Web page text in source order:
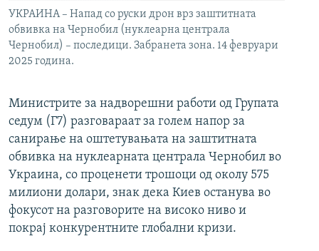
УКРАИНА – Напад со руски дрон врз заштитната
обвивка на Чернобил (нуклеарна централа
Чернобил) – последици. Забранета зона. 14 февруари
2025 година.
Министрите за надворешни работи од Групата
седум (Г7) разговараат за голем напор за
санирање на оштетувањата на заштитната
обвивка на нуклеарната централа Чернобил во
Украина, со проценети трошоци од околу 575
милиони долари, знак дека Киев останува во
фокусот на разговорите на високо ниво и
покрај конкурентните глобални кризи.